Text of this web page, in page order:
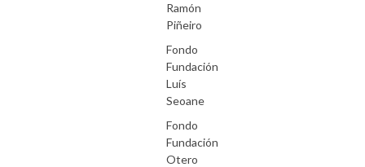
Ramón
Piñeiro
Fondo
Fundación
Luís
Seoane
Fondo
Fundación
Otero